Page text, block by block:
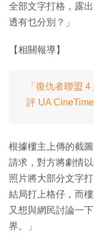
全部文字打格，露
透有乜分別？」
【相關報導】
「復仇者聯盟
評 UA
根據樓主上傳的截
請求，對方將劇情
照片將大部分文字
結局打上格仔，而
又想與網民討論一
界。」